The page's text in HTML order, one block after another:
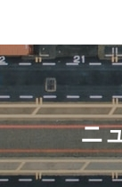
ニ